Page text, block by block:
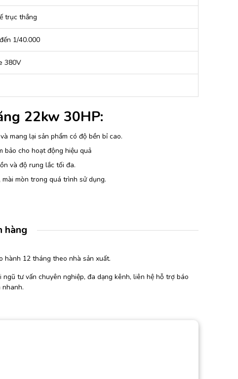
trục thẳng
1/40.000
380V
22kw 30HP:
mang lại sản phẩm có độ bền bỉ cao.
bảo cho hoạt động hiệu quả
và độ rung lắc tối đa.
mòn trong quá trình sử dụng.
hàng
hành 12 tháng theo nhà sản xuất.
ngũ tư vấn chuyên nghiệp, đa dạng kênh, liên hệ hỗ trợ báo
nhanh.